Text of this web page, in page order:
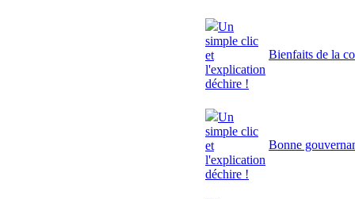
Un
simple clic
et
l'explication
déchire !
Bienfaits de la
Un
simple clic
et
l'explication
déchire !
Bonne